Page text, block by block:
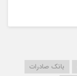
بانک صادرات